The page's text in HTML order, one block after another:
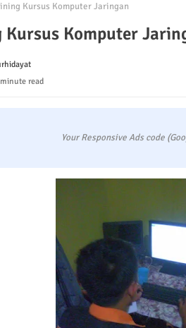
Kursus Komputer Jaringan
Komputer
read
Your Responsive Ads code